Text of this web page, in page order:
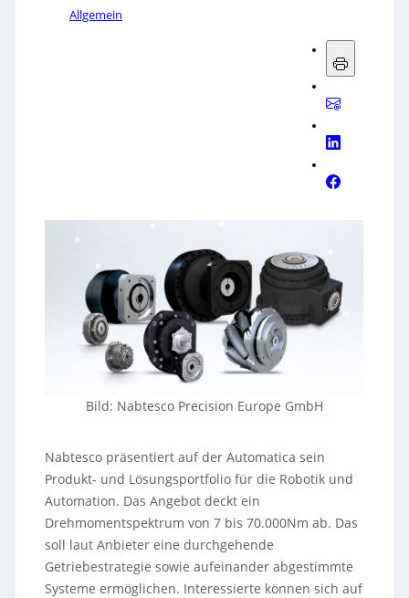
Allgemein
Bild: Nabtesco Precision Europe GmbH
Nabtesco präsentiert auf der Automatica sein
Produkt- und Lösungsportfolio für die Robotik und
Automation. Das Angebot deckt ein
Drehmomentspektrum von 7 bis 70.000Nm ab. Das
soll laut Anbieter eine durchgehende
Getriebestrategie sowie aufeinander abgestimmte
Systeme ermöglichen. Interessierte können sich auf